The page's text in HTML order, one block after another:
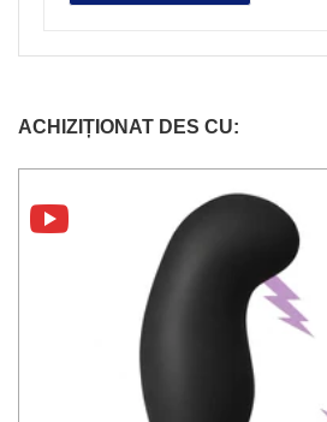
ACHIZIȚIONAT DES CU: